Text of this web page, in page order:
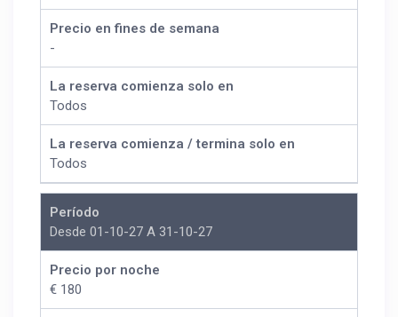
Precio en fines de semana
-
La reserva comienza solo en
Todos
La reserva comienza / termina solo en
Todos
Período
Desde 01-10-27 A 31-10-27
Precio por noche
€ 180